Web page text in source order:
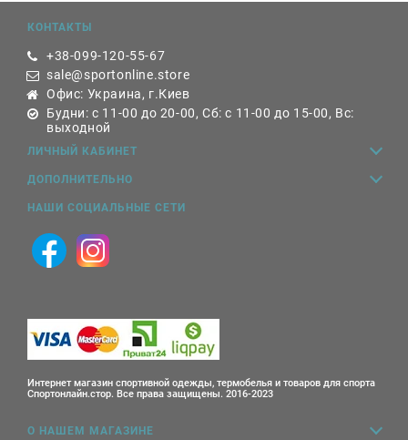
КОНТАКТЫ
+38-099-120-55-67
sale@sportonline.store
Офис: Украина, г.Киев
Будни: с 11-00 до 20-00, Сб: с 11-00 до 15-00, Вс:
выходной
ЛИЧНЫЙ КАБИНЕТ
ДОПОЛНИТЕЛЬНО
НАШИ СОЦИАЛЬНЫЕ СЕТИ
Интернет магазин спортивной одежды, термобелья и товаров для спорта
Спортонлайн.стор. Все права защищены. 2016-2023
О НАШЕМ МАГАЗИНЕ